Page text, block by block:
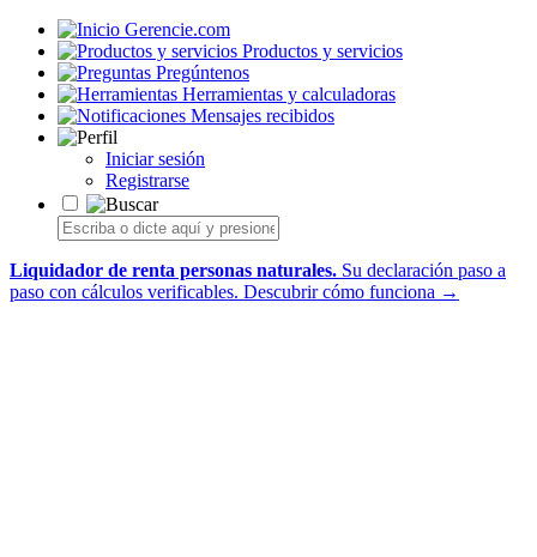
Gerencie.com
Productos y servicios
Pregúntenos
Herramientas y calculadoras
Mensajes recibidos
Iniciar sesión
Registrarse
Liquidador de renta personas naturales. Su declaración paso a
paso con cálculos verificables. Descubrir cómo funciona →